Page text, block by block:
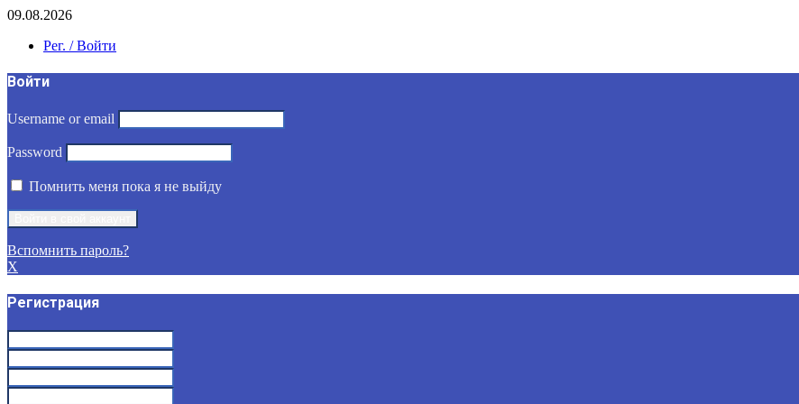
09.08.2026
Рег. / Войти
Войти
Username or email
Password
Помнить меня пока я не выйду
Вспомнить пароль?
X
Регистрация